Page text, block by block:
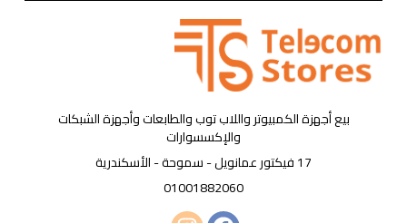
بيع أجهزة الكمبيوتر واللاب توب والطابعات وأجهزة الشبكات
والإكسسوارات
17 فيكتور عمانويل - سموحة - الأسكندرية
01001882060